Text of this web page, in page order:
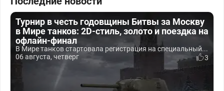
Турнир в честь годовщины Битвы за Москву
в Мире танков: 2D-стиль, золото и поездка на
офлайн-финал
В Мире танков стартовала регистрация на специальный...
06 августа, четверг
3